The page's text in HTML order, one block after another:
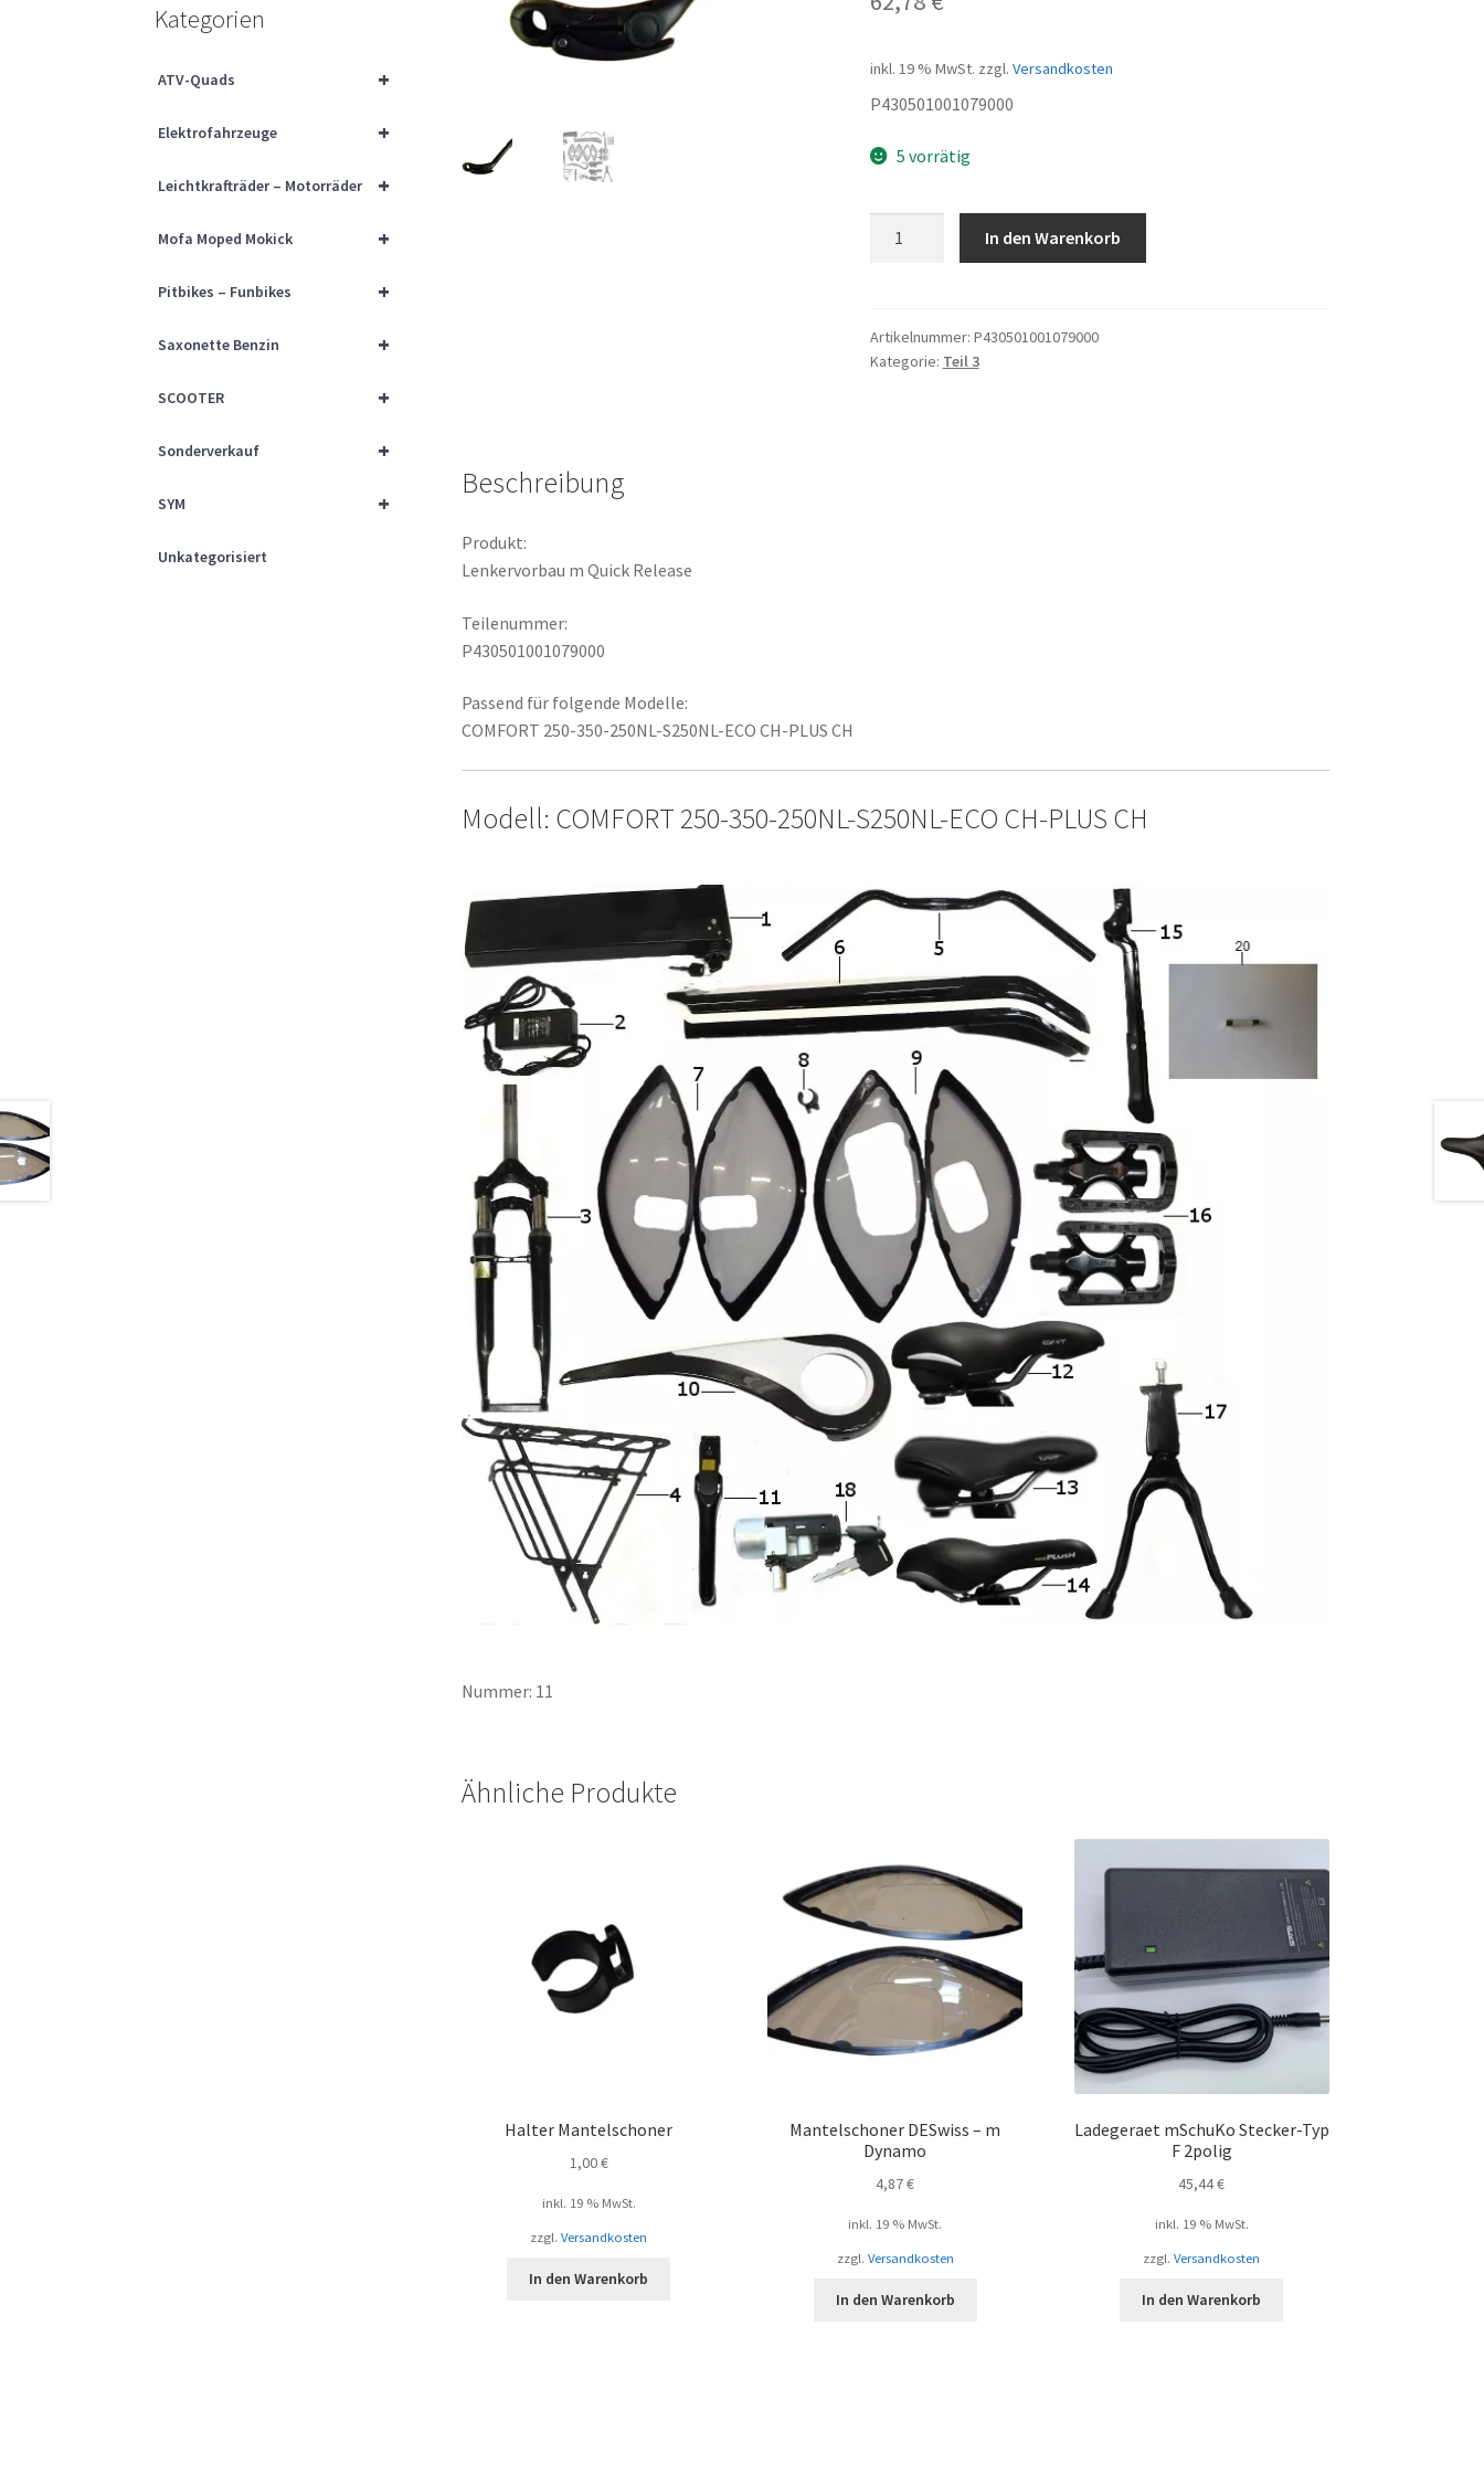
inkl. 19 % MwSt. zzgl. Versandkosten
P430501001079000
5 vorrätig
Menge
In den Warenkorb
Artikelnummer: P430501001079000
Kategorie: Teil 3
Beschreibung
Produkt:
Lenkervorbau m Quick Release
Teilenummer:
P430501001079000
Passend für folgende Modelle:
COMFORT 250-350-250NL-S250NL-ECO CH-PLUS CH
Modell: COMFORT 250-350-250NL-S250NL-ECO CH-PLUS CH
Nummer: 11
Ähnliche Produkte
Halter Mantelschoner
1,00€
inkl. 19 % MwSt.
zzgl.Versandkosten
In den Warenkorb
Mantelschoner DESwiss – m
Dynamo
4,87€
inkl. 19 % MwSt.
zzgl. Versandkosten
In den Warenkorb
Ladegeraet mSchuKo Stecker-Typ
F 2polig
45,44€
inkl. 19 % MwSt.
zzgl.Versandkosten
In den Warenkorb
Kategorien
+
ATV-Quads
+
Elektrofahrzeuge
+
Leichtkrafträder – Motorräder
+
Mofa Moped Mokick
+
Pitbikes – Funbikes
+
Saxonette Benzin
+
SCOOTER
+
Sonderverkauf
+
SYM
Unkategorisiert